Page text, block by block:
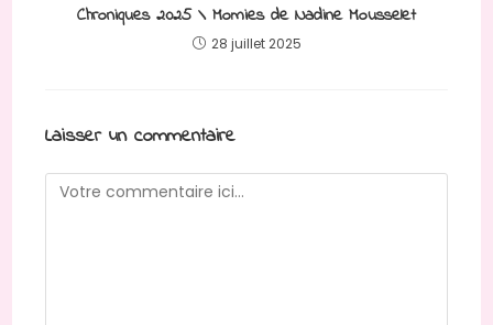
Chroniques 2025 \ Momies de Nadine Mousselet
28 juillet 2025
Laisser un commentaire